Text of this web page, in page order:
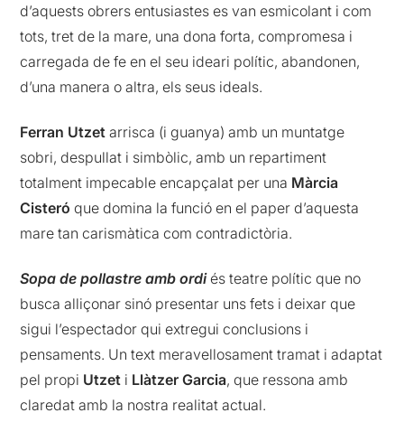
d’aquests obrers entusiastes es van esmicolant i com
tots, tret de la mare, una dona forta, compromesa i
carregada de fe en el seu ideari polític, abandonen,
d’una manera o altra, els seus ideals.
Ferran Utzet arrisca (i guanya) amb un muntatge
sobri, despullat i simbòlic, amb un repartiment
totalment impecable encapçalat per una Màrcia
Cisteró que domina la funció en el paper d’aquesta
mare tan carismàtica com contradictòria.
Sopa de pollastre amb ordiés teatre polític que no
busca alliçonar sinó presentar uns fets i deixar que
sigui l’espectador qui extregui conclusions i
pensaments. Un text meravellosament tramat i adaptat
pel propi Utzet i Llàtzer Garcia, que ressona amb
claredat amb la nostra realitat actual.